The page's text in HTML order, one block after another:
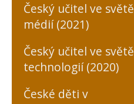
Český učitel ve světě
médií (2021)
Český učitel ve světě
technologií (2020)
České děti v